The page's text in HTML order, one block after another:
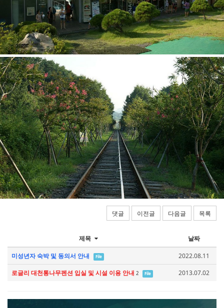
댓글 이전글 다음글 목록
제목 날짜
미성년자 숙박 및 동의서 안내 File
2022.08.11
로글리 대천통나무펜션 입실 및 시설 이용 안내 2 File 2013.07.02